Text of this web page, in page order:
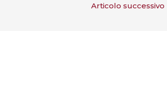
Articolo successivo